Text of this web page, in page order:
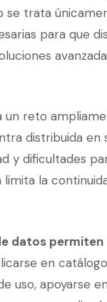
se trata
para que
un reto
distribuida en
y dificultades
la
datos
en
uso, apoyarse